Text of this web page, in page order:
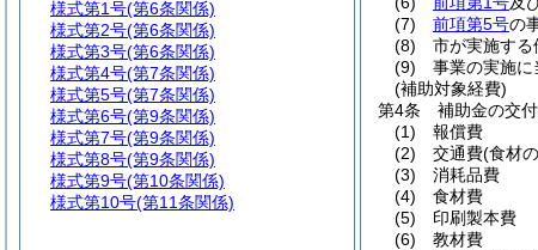
(7)
前項第5号の
(8)
市が実施する
(9)
事業の実施に
(補助対象経費)
第4条
補助金の交
(1)
報償費
(2)
交通費(食材
(3)
消耗品費
(4)
食材費
(5)
印刷製本費
(6)
教材費
様式第1号(第6条関係)
様式第2号(第6条関係)
様式第3号(第6条関係)
様式第4号(第7条関係)
様式第5号(第7条関係)
様式第6号(第9条関係)
様式第7号(第9条関係)
様式第8号(第9条関係)
様式第9号(第10条関係)
様式第10号(第11条関係)